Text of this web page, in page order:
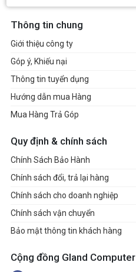
Thông tin chung
Giới thiệu công ty
Góp ý, Khiếu nại
Thông tin tuyển dụng
Hướng dẫn mua Hàng
Mua Hàng Trả Góp
Quy định & chính sách
Chính Sách Bảo Hành
Chính sách đổi, trả lại hàng
Chính sách cho doanh nghiệp
Chính sách vận chuyển
Bảo mật thông tin khách hàng
Cộng đồng Gland Computer